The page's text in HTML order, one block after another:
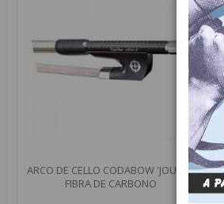
ARCO DE CELLO CODABOW 'JOULE' -
FIBRA DE CARBONO